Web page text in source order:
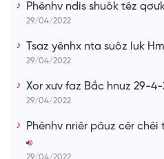
Phênhv ndis shuôk têz
29/04/2022
Tsaz yênhx nta suôz luk
29/04/2022
Xor xưv faz Bắc hnuz 29-4-
29/04/2022
Phênhv nriêr pâuz cêr